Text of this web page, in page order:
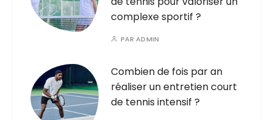
complexe sportif ?
PARADMIN
Combien de fois par an
réaliser un entretien court
de tennis intensif ?